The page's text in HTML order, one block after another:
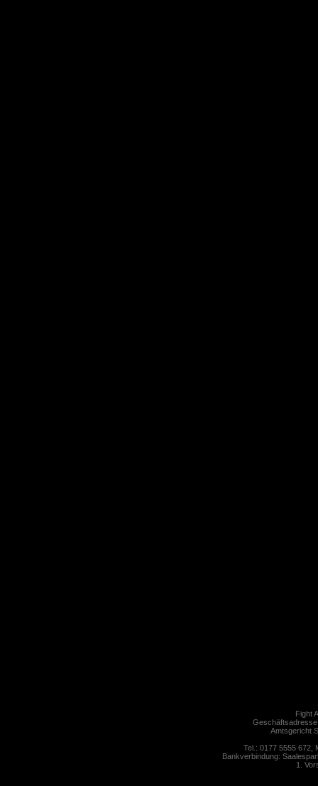
Fight
Amtsgericht
Tel.: 0177 5555 672,
Bankverbindung:
1.